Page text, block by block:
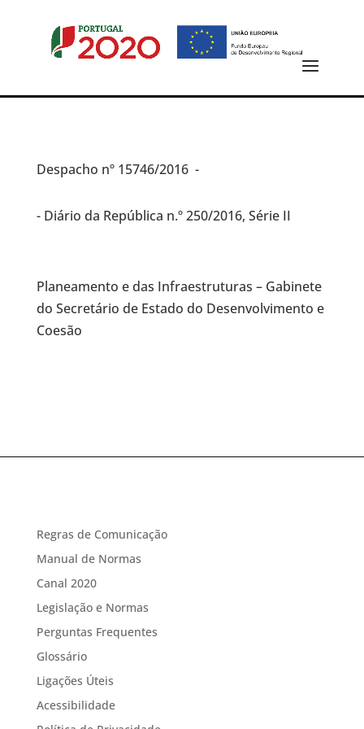
Despacho nº 15746/2016 -
- Diário da República n.º 250/2016, Série II
Planeamento e das Infraestruturas – Gabinete
do Secretário de Estado do Desenvolvimento e
Coesão
Regras de Comunicação
Manual de Normas
Canal 2020
Legislação e Normas
Perguntas Frequentes
Glossário
Ligações Úteis
Acessibilidade